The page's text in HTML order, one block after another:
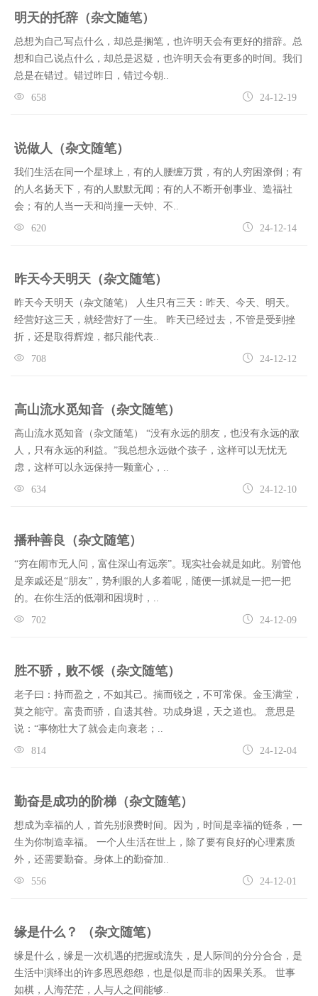
明天的托辞（杂文随笔）
总想为自己写点什么，却总是搁笔，也许明天会有更好的措辞。总
想和自己说点什么，却总是迟疑，也许明天会有更多的时间。我们
总是在错过。错过昨日，错过今朝..
658 24-12-19
说做人（杂文随笔）
我们生活在同一个星球上，有的人腰缠万贯，有的人穷困潦倒；有
的人名扬天下，有的人默默无闻；有的人不断开创事业、造福社
会；有的人当一天和尚撞一天钟、不..
620 24-12-14
昨天今天明天（杂文随笔）
昨天今天明天（杂文随笔） 人生只有三天：昨天、今天、明天。
经营好这三天，就经营好了一生。 昨天已经过去，不管是受到挫
折，还是取得辉煌，都只能代表..
708 24-12-12
高山流水觅知音（杂文随笔）
高山流水觅知音（杂文随笔） “没有永远的朋友，也没有永远的敌
人，只有永远的利益。”我总想永远做个孩子，这样可以无忧无
虑，这样可以永远保持一颗童心，..
634 24-12-10
播种善良（杂文随笔）
“穷在闹市无人问，富住深山有远亲”。现实社会就是如此。别管他
是亲戚还是“朋友”，势利眼的人多着呢，随便一抓就是一把一把
的。在你生活的低潮和困境时，..
702 24-12-09
胜不骄，败不馁（杂文随笔）
老子曰：持而盈之，不如其己。揣而锐之，不可常保。金玉满堂，
莫之能守。富贵而骄，自遗其咎。功成身退，天之道也。 意思是
说：“事物壮大了就会走向衰老；..
814 24-12-04
勤奋是成功的阶梯（杂文随笔）
想成为幸福的人，首先别浪费时间。因为，时间是幸福的链条，一
生为你制造幸福。 一个人生活在世上，除了要有良好的心理素质
外，还需要勤奋。身体上的勤奋加..
556 24-12-01
缘是什么？ （杂文随笔）
缘是什么，缘是一次机遇的把握或流失，是人际间的分分合合，是
生活中演绎出的许多恩恩怨怨，也是似是而非的因果关系。 世事
如棋，人海茫茫，人与人之间能够..